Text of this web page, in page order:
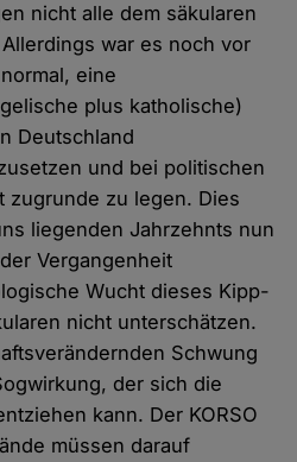
nicht alle dem säkularen
war es noch vor
eine
plus katholische)
Deutschland
und bei politischen
zugrunde zu legen. Dies
liegenden Jahrzehnts nun
Vergangenheit
Wucht dieses Kipp-
nicht unterschätzen.
Schwung
der sich die
kann. Der KORSO
müssen darauf